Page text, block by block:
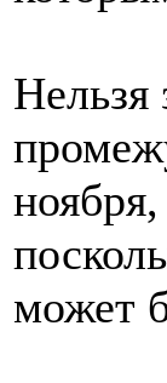
Нельзя
может